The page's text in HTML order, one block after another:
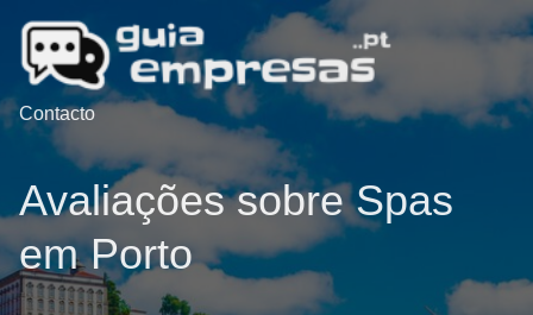
Contacto
Avaliações sobre Spas
em Porto